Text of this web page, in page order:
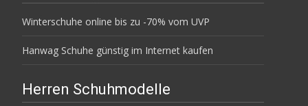
Winterschuhe online bis zu -70% vom UVP
Hanwag Schuhe günstig im Internet kaufen
Herren Schuhmodelle